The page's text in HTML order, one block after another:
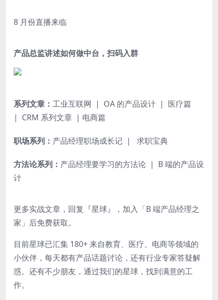
8 月份直播来临
产品总监讲述如何做中台，扫码入群
系列文章： 工业互联网 | OA 的产品设计 | 医疗篇
| CRM 系列文章 | 电商篇
职场系列： 产品经理职场成长记 | 求职宝典
方法论系列： 产品经理要学习的方法论 | B 端的产品设
计
更多实战文章，回复『星球』，加入「B 端产品经理之
家」后免费获取。
目前星球已汇集 180+来自教育、医疗、电商等领域的
小伙伴，每天都有产品话题讨论，还有行业专家答疑解
惑。 还有不少朋友，通过我们的星球，找到满意的工
作。